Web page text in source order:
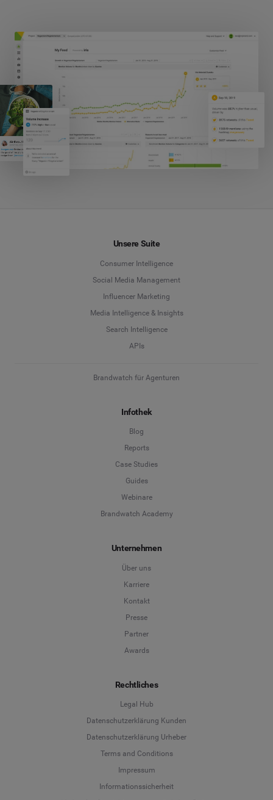
Unsere Suite
Consumer Intelligence
Social Media Management
Influencer Marketing
Media Intelligence & Insights
Search Intelligence
APIs
Brandwatch für Agenturen
Infothek
Blog
Reports
Case Studies
Guides
Webinare
Brandwatch Academy
Unternehmen
Über uns
Karriere
Kontakt
Presse
Partner
Awards
Rechtliches
Legal Hub
Datenschutzerklärung Kunden
Datenschutzerklärung Urheber
Terms and Conditions
Impressum
Informationssicherheit